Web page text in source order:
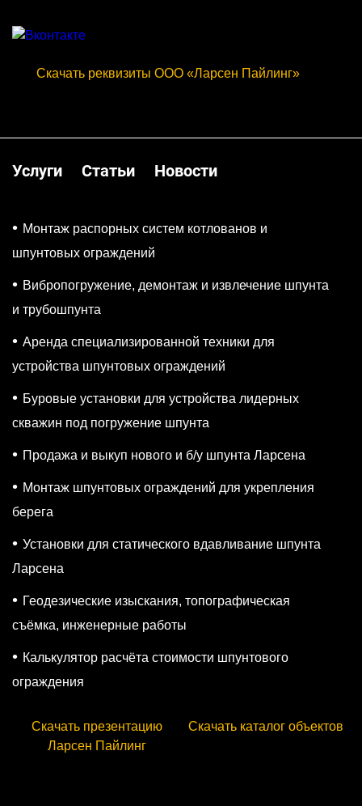
Скачать реквизиты ООО «Ларсен Пайлинг»
Услуги Статьи Новости
Монтаж распорных систем котлованов и
шпунтовых ограждений
Вибропогружение, демонтаж и извлечение шпунта
и трубошпунта
Аренда специализированной техники для
устройства шпунтовых ограждений
Буровые установки для устройства лидерных
скважин под погружение шпунта
Продажа и выкуп нового и б/у шпунта Ларсена
Монтаж шпунтовых ограждений для укрепления
берега
Установки для статического вдавливание шпунта
Ларсена
Геодезические изыскания, топографическая
съёмка, инженерные работы
Калькулятор расчёта стоимости шпунтового
ограждения
Скачать презентацию
Ларсен Пайлинг
Скачать каталог объектов